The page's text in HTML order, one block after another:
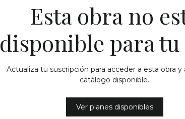
Esta obra no
disponible para
Actualiza tu suscripción para acceder a esta obra y
catálogo disponible.
Ver planes disponibles